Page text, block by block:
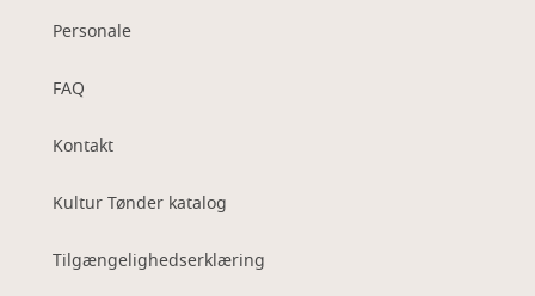
Personale
FAQ
Kontakt
Kultur Tønder katalog
Tilgængelighedserklæring